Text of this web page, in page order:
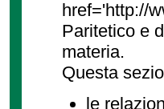
href='http://
Paritetico e
materia.
Questa
le